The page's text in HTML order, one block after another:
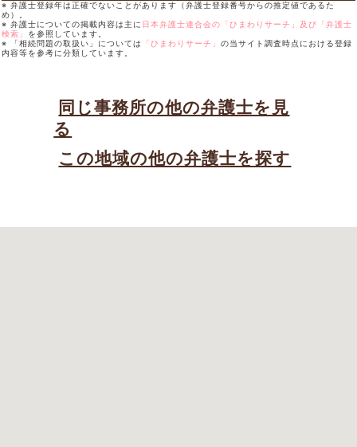
※ 弁護士登録年は正確でないことがあります（弁護士登録番号からの推定値であるた
め）。
※ 弁護士についての掲載内容は主に 日本弁護士連合会の「ひまわりサーチ」及び「弁護士
検索」 を参照しています。
※ 「相続問題の取扱い」については
「ひまわりサーチ」 の当サイト調査時点における登録
内容等を参考に分類しています。
同じ事務所の他の弁護士を見
る
この地域の他の弁護士を探す